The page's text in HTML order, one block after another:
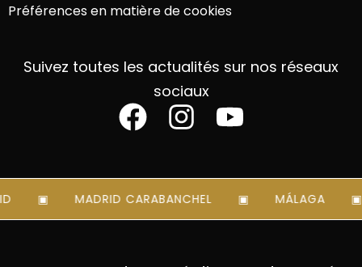
Préférences en matière de cookies
Suivez toutes les actualités sur nos réseaux
sociaux
MADRID CARABANCHEL MÁLAGA